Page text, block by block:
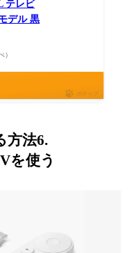
テレビ
デル 黒
）
ポチップ
方法6.
を使う